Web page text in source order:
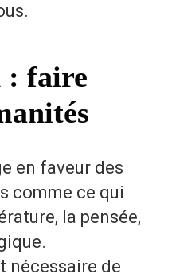
: faire
en faveur des
comme ce qui
la pensée,
nécessaire de